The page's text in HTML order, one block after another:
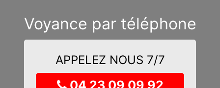
Voyance par téléphone
APPELEZ NOUS 7/7
04 23 09 09 92